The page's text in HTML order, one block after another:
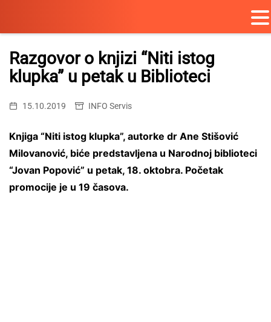
Skip
content
Razgovor o knjizi “Niti istog
klupka” u petak u Biblioteci
15.10.2019 INFO Servis
Knjiga “Niti istog klupka”, autorke dr Ane Stišović
Milovanović, biće predstavljena u Narodnoj biblioteci
“Jovan Popović” u petak, 18. oktobra. Početak
promocije je u 19 časova.